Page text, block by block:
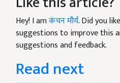
Hey! I amकंचन मौर्य. Did you
suggestions to improve this
suggestions and feedback.
Read next